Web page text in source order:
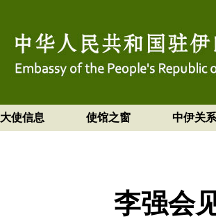
大使信息 使馆之窗 中伊关系
李强会